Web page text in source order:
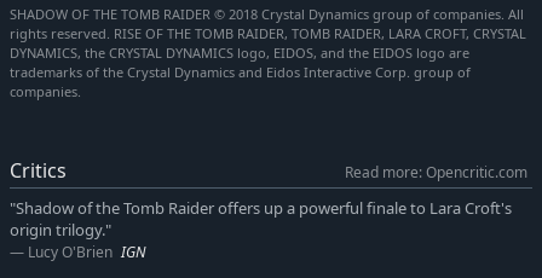
und Chaos unter deinen Feinden.
Entdecke dunkle und brutale Gräber: Die Gräber sind
schrecklicher als je zuvor und können nur mit komplexen
Überwindungstechniken erreicht werden – und wenn du sie
Entdecke lebendige Geschichte: Finde eine verborgene
Stadt, und erkunde die weitläufigste Spielwelt, die es je bei
Tomb Raider gab.
SHADOW OF THE TOMB RAIDER © 2018 Crystal Dynamics group of companies. All
rights reserved. RISE OF THE TOMB RAIDER, TOMB RAIDER, LARA CROFT, CRYSTAL
DYNAMICS, the CRYSTAL DYNAMICS logo, EIDOS, and the EIDOS logo are
trademarks of the Crystal Dynamics and Eidos Interactive Corp. group of
companies.
Critics
Read more: Opencritic.com
"Shadow of the Tomb Raider offers up a powerful finale to Lara Croft's
origin trilogy."
Lucy O'Brien IGN